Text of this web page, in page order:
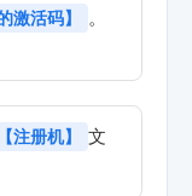
激活码】
。
【注册机】
文